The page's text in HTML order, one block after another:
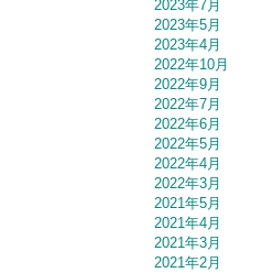
2023年7月
2023年5月
2023年4月
2022年10月
2022年9月
2022年7月
2022年6月
2022年5月
2022年4月
2022年3月
2021年5月
2021年4月
2021年3月
2021年2月